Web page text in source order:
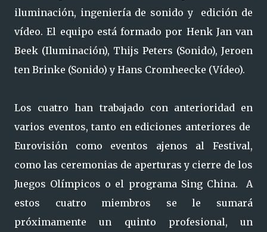
iluminación, ingeniería de sonido y edición de
vídeo. El equipo está formado por Henk Jan van
Beek (Iluminación), Thijs Peters (Sonido), Jeroen
ten Brinke (Sonido) y Hans Cromheecke (Vídeo).
Los cuatro han trabajado con anterioridad en
varios eventos, tanto en ediciones anteriores de
Eurovisión como eventos ajenos al Festival,
como las ceremonias de aperturas y cierre de los
Juegos Olímpicos o el programa Sing China. A
estos cuatro miembros se le sumará
próximamente un quinto profesional, un